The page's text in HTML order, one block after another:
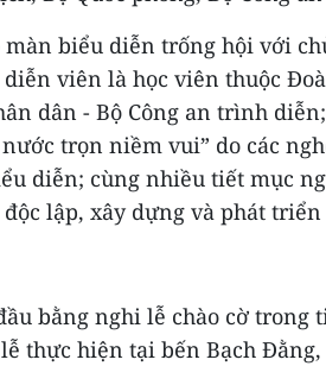
biểu diễn trống hội với
diễn viên là học viên thuộc
dân - Bộ Công an trình
trọn niềm vui” do các
diễn; cùng nhiều tiết mục
lập, xây dựng và phát
bằng nghi lễ chào cờ trong
thực hiện tại bến Bạch